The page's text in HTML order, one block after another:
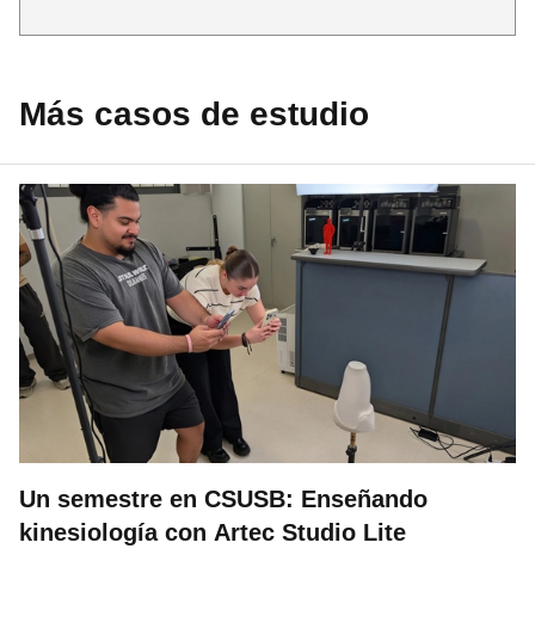
Más casos de estudio
Un semestre en CSUSB: Enseñando
kinesiología con Artec Studio Lite